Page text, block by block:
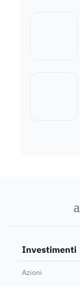
a
a
Investimenti
Azioni